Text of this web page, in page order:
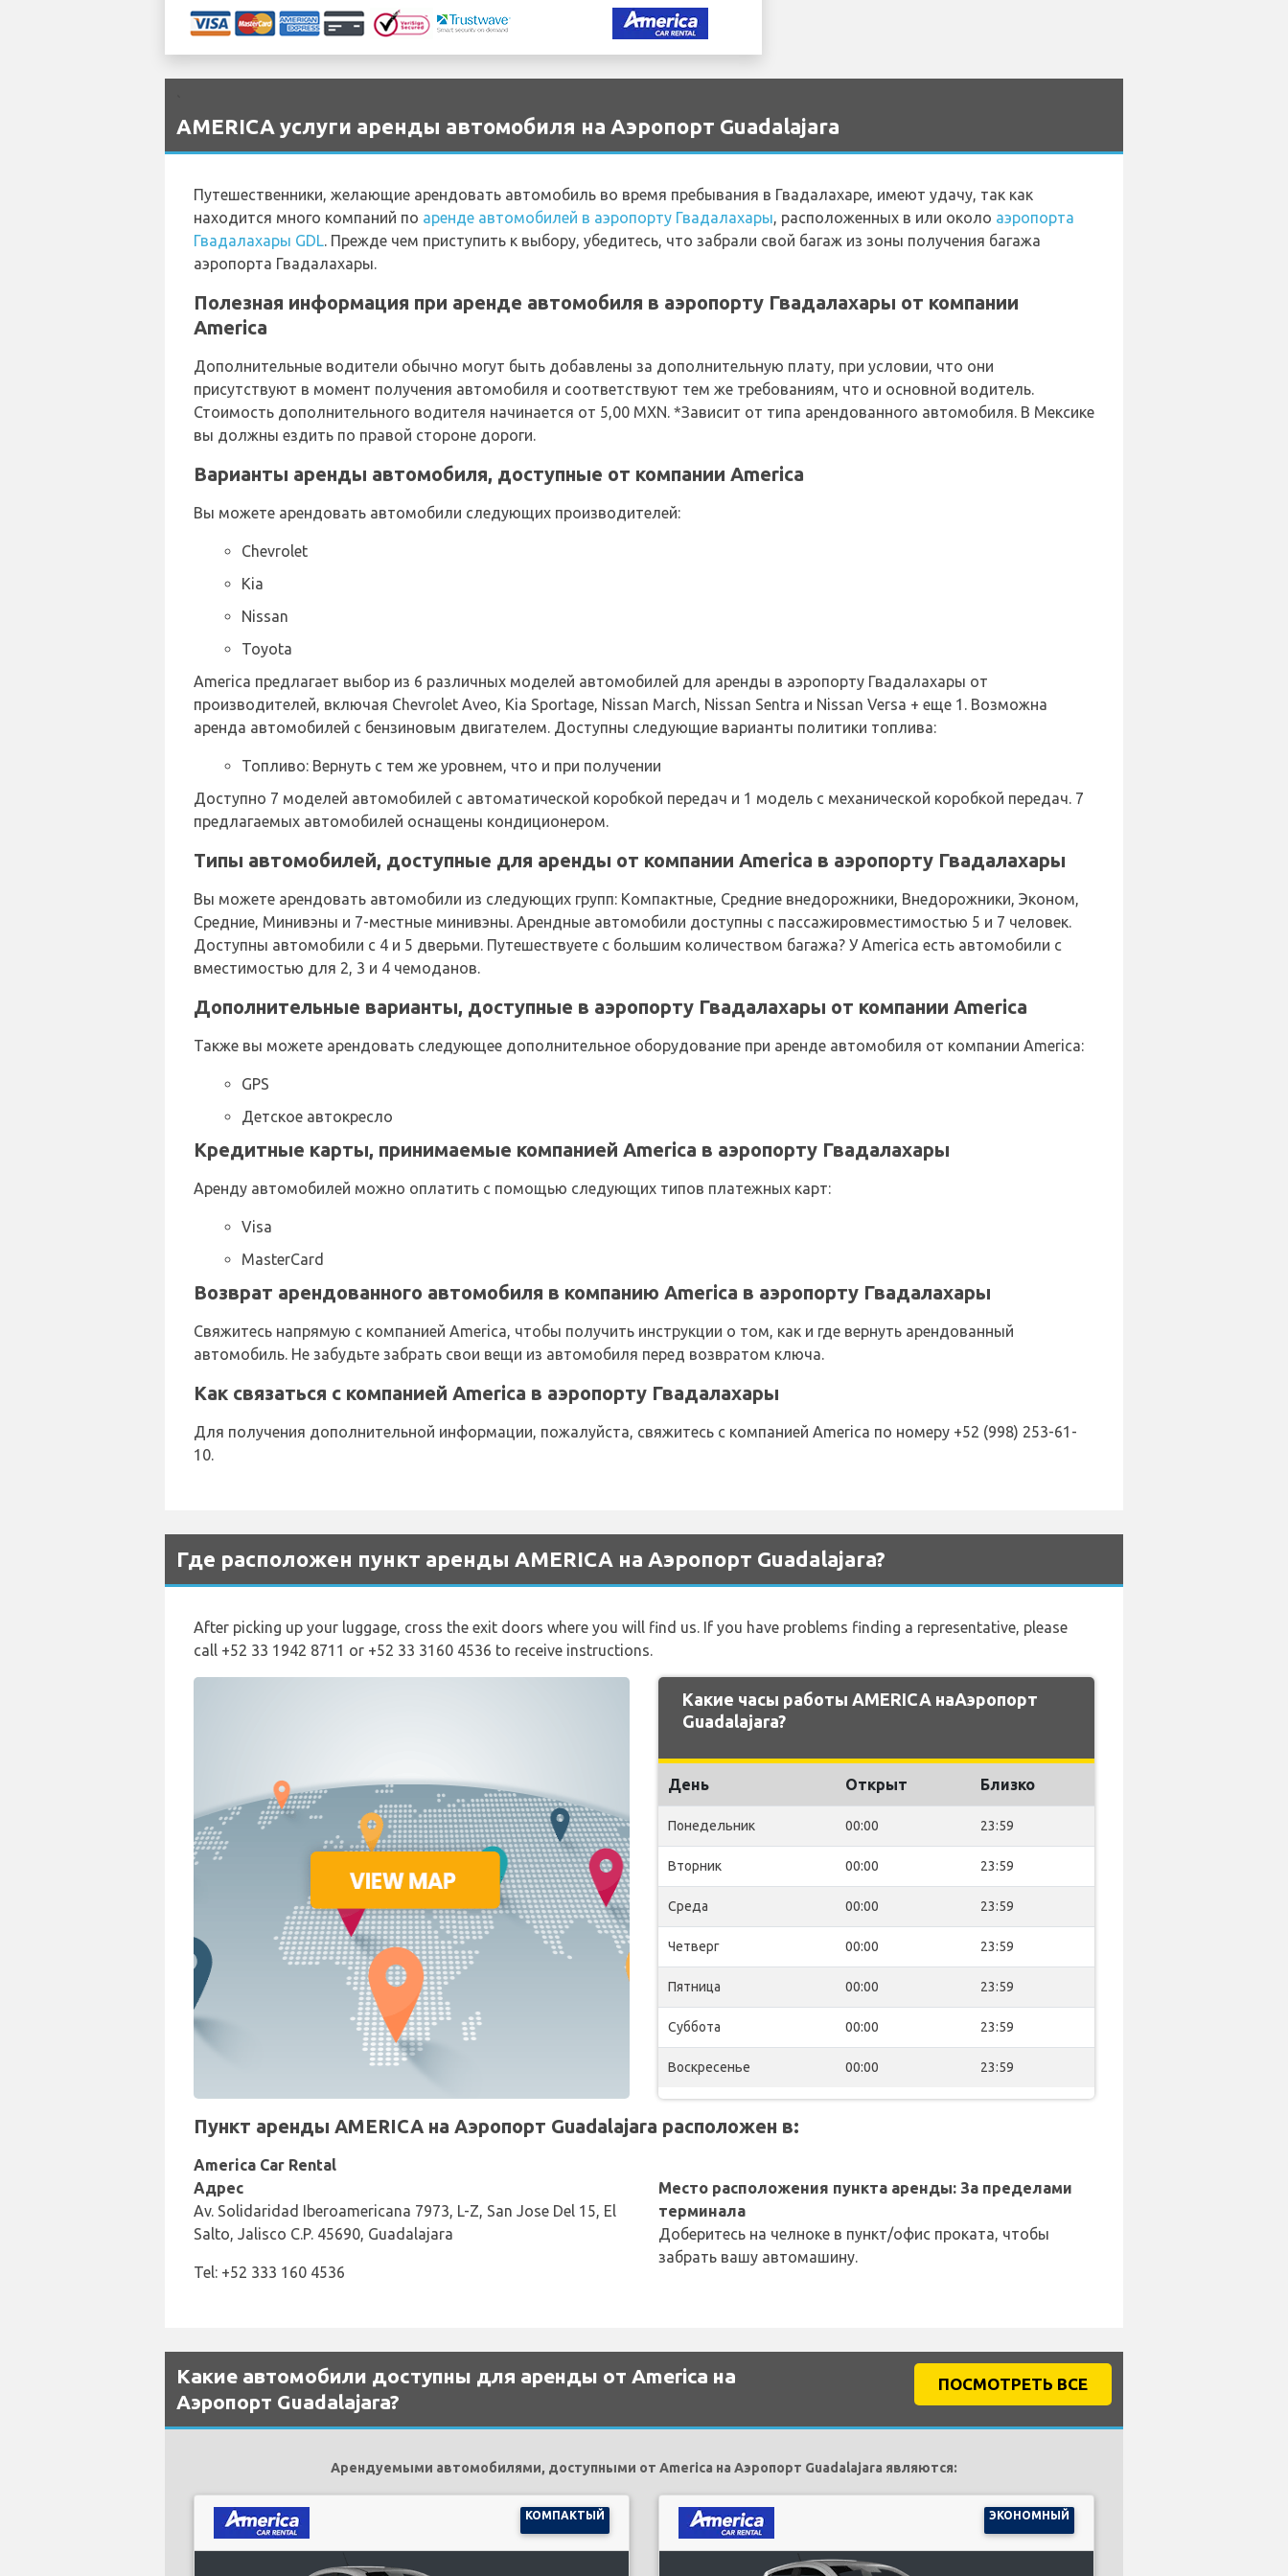
AMERICA услуги аренды автомобиля на Аэропорт Guadalajara
Путешественники, желающие арендовать автомобиль во время пребывания в Гвадалахаре, имеют удачу, так как
находится много компаний по аренде автомобилей в аэропорту Гвадалахары, расположенных в или около аэропорта
Гвадалахары GDL. Прежде чем приступить к выбору, убедитесь, что забрали свой багаж из зоны получения багажа
аэропорта Гвадалахары.
Полезная информация при аренде автомобиля в аэропорту Гвадалахары от компании
America
Дополнительные водители обычно могут быть добавлены за дополнительную плату, при условии, что они
присутствуют в момент получения автомобиля и соответствуют тем же требованиям, что и основной водитель.
Стоимость дополнительного водителя начинается от 5,00 MXN. *Зависит от типа арендованного автомобиля. В Мексике
вы должны ездить по правой стороне дороги.
Варианты аренды автомобиля, доступные от компании America
Вы можете арендовать автомобили следующих производителей:
Chevrolet
Kia
Nissan
Toyota
America предлагает выбор из 6 различных моделей автомобилей для аренды в аэропорту Гвадалахары от
производителей, включая Chevrolet Aveo, Kia Sportage, Nissan March, Nissan Sentra и Nissan Versa + еще 1. Возможна
аренда автомобилей с бензиновым двигателем. Доступны следующие варианты политики топлива:
Топливо: Вернуть с тем же уровнем, что и при получении
Доступно 7 моделей автомобилей с автоматической коробкой передач и 1 модель с механической коробкой передач. 7
предлагаемых автомобилей оснащены кондиционером.
Типы автомобилей, доступные для аренды от компании America в аэропорту Гвадалахары
Вы можете арендовать автомобили из следующих групп: Компактные, Средние внедорожники, Внедорожники, Эконом,
Средние, Минивэны и 7-местные минивэны. Арендные автомобили доступны с пассажировместимостью 5 и 7 человек.
Доступны автомобили с 4 и 5 дверьми. Путешествуете с большим количеством багажа? У America есть автомобили с
вместимостью для 2, 3 и 4 чемоданов.
Дополнительные варианты, доступные в аэропорту Гвадалахары от компании America
Также вы можете арендовать следующее дополнительное оборудование при аренде автомобиля от компании America:
GPS
Детское автокресло
Кредитные карты, принимаемые компанией America в аэропорту Гвадалахары
Аренду автомобилей можно оплатить с помощью следующих типов платежных карт:
Visa
MasterCard
Возврат арендованного автомобиля в компанию America в аэропорту Гвадалахары
Свяжитесь напрямую с компанией America, чтобы получить инструкции о том, как и где вернуть арендованный
автомобиль. Не забудьте забрать свои вещи из автомобиля перед возвратом ключа.
Как связаться с компанией America в аэропорту Гвадалахары
Для получения дополнительной информации, пожалуйста, свяжитесь с компанией America по номеру +52 (998) 253-61-
10.
Где расположен пункт аренды AMERICA на Аэропорт Guadalajara?
After picking up your luggage, cross the exit doors where you will find us. If you have problems finding a representative, please
call +52 33 1942 8711 or +52 33 3160 4536 to receive instructions.
Какие часы работы AMERICA наАэропорт
Guadalajara?
День Открыт Близко
Понедельник 00:00 23:59
Вторник 00:00 23:59
Среда 00:00 23:59
Четверг 00:00 23:59
Пятница 00:00 23:59
Суббота 00:00 23:59
Воскресенье 00:00 23:59
Пункт аренды AMERICA на Аэропорт Guadalajara расположен в:
America Car Rental
Адрес
Av. Solidaridad Iberoamericana 7973, L-Z, San Jose Del 15, El
Salto, Jalisco C.P. 45690, Guadalajara
Tel: +52 333 160 4536
Место расположения пункта аренды: За пределами
терминала
Доберитесь на челноке в пункт/офис проката, чтобы
забрать вашу автомашину.
Какие автомобили доступны для аренды от America на
Аэропорт Guadalajara?
ПОСМОТРЕТЬ ВСЕ
Арендуемыми автомобилями, доступными от America на Аэропорт Guadalajara являются:
КОМПАКТЫЙ ЭКОНОМНЫЙ